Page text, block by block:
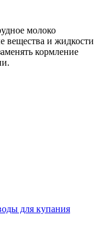
молоко
вещества и жидкости
кормление
для купания